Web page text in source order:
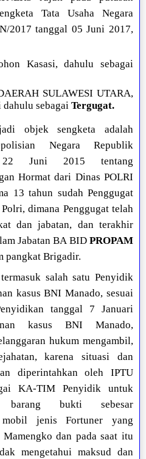
Tata Usaha Negara
2017 tanggal 05 Juni 2017,
Kasasi, dahulu sebagai
SULAWESI UTARA,
dahulu sebagaiTergugat.
objek sengketa adalah
Negara Republik
22 Juni 2015 tentang
Hormat dari Dinas POLRI
13 tahun sudah Penggugat
dimana Penggugat telah
dan jabatan, dan terakhir
Jabatan BA BID PROPAM
pangkat Brigadir.
salah satu Penyidik
kasus BNI Manado, sesuai
tanggal 7 Januari
kasus BNI Manado,
hukum mengambil,
karena situasi dan
diperintahkan oleh IPTU
KA-TIM Penyidik untuk
barang bukti sebesar
mobil jenis Fortuner yang
dan pada saat itu
mengetahui maksud dan